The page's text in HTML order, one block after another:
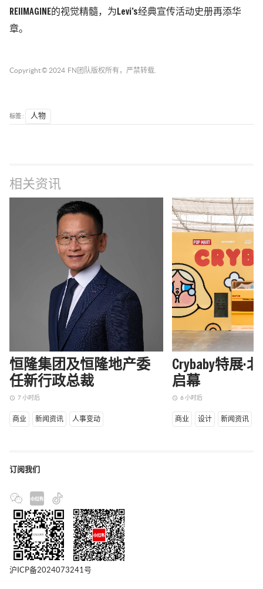
REIIMAGINE的视觉精髓，为Levi’s经典宣传活动史册再添华
章。
Copyright © 2024 FN团队 版权所有，严禁转载.
标签 : 人物
相关资讯
恒隆集团及恒隆地产委
任新行政总裁
access_time 7 小时后
商业 新闻资讯 人事变动
Crybaby特展·
启幕
access_time 6 小时后
商业 设计 新闻资讯
订阅我们
沪ICP备2024073241号